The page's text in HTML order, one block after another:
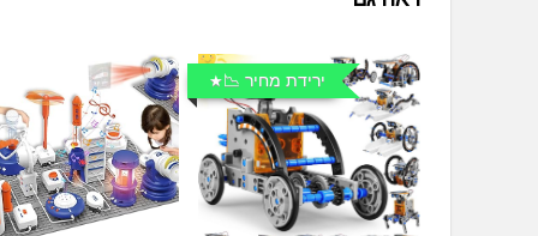
ירידת מחיר 📉